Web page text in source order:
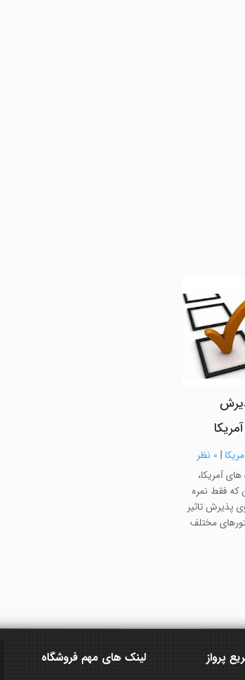
| 0 نظر
آمریکا،
که فقط نمره
پذیرش تاثیر
مختلف
لینک های مهم فروشگاه پرواز